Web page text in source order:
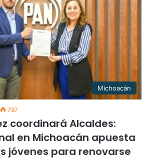
Michoacán
797
coordinará Alcaldes:
en Michoacán apuesta
jóvenes para renovarse